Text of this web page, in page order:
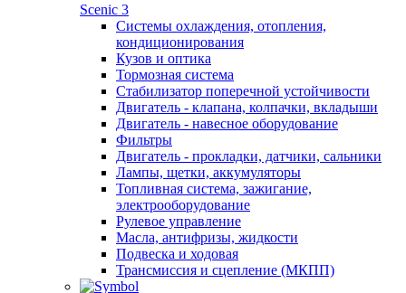
Scenic 3
Системы охлаждения, отопления,
кондиционирования
Кузов и оптика
Тормозная система
Стабилизатор поперечной устойчивости
Двигатель - клапана, колпачки, вкладыши
Двигатель - навесное оборудование
Фильтры
Двигатель - прокладки, датчики, сальники
Лампы, щетки, аккумуляторы
Топливная система, зажигание,
электрооборудование
Рулевое управление
Масла, антифризы, жидкости
Подвеска и ходовая
Трансмиссия и сцепление (МКПП)